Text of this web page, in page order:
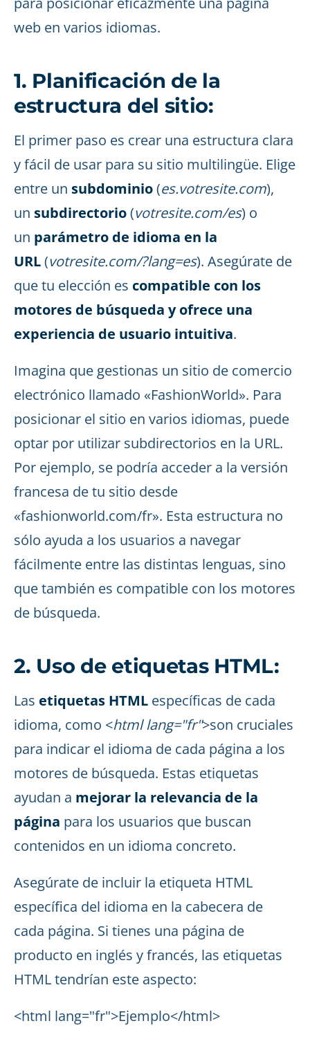
web en varios idiomas.
1. Planificación de la
estructura del sitio:
El primer paso es crear una estructura clara
y fácil de usar para su sitio multilingüe. Elige
entre un subdominio(es.votresite.com),
un subdirectorio(votresite.com/es) o
un parámetro de idioma en la
URL(votresite.com/?lang=es). Asegúrate de
que tu elección es compatible con los
motores de búsqueda y ofrece una
experiencia de usuario intuitiva.
Imagina que gestionas un sitio de comercio
electrónico llamado «FashionWorld». Para
posicionar el sitio en varios idiomas, puede
optar por utilizar subdirectorios en la URL.
Por ejemplo, se podría acceder a la versión
francesa de tu sitio desde
«fashionworld.com/fr». Esta estructura no
sólo ayuda a los usuarios a navegar
fácilmente entre las distintas lenguas, sino
que también es compatible con los motores
de búsqueda.
2. Uso de etiquetas HTML:
Las etiquetas HTML específicas de cada
idioma, como <html lang="fr">son cruciales
para indicar el idioma de cada página a los
motores de búsqueda. Estas etiquetas
ayudan a mejorar la relevancia de la
página para los usuarios que buscan
contenidos en un idioma concreto.
Asegúrate de incluir la etiqueta HTML
específica del idioma en la cabecera de
cada página. Si tienes una página de
producto en inglés y francés, las etiquetas
HTML tendrían este aspecto:
<html lang="fr">Ejemplo</html>